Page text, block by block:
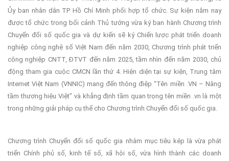
Ủy ban nhân dân TP Hồ Chí Minh phối hợp tổ chức. Sự kiện năm nay
được tổ chức trong bối cảnh Thủ tướng vừa ký ban hành Chương trình
Chuyển đổi số quốc gia và dự kiến sẽ ký Chiến lược phát triển doanh
nghiệp công nghệ số Việt Nam đến năm 2030, Chương trình phát triển
công nghiệp CNTT, ĐTVT đến năm 2025, tầm nhìn đến năm 2030, chủ
động tham gia cuộc CMCN lần thứ 4. Hiện diện tại sự kiện, Trung tâm
Internet Việt Nam (VNNIC) mang đến thông điệp “Tên miền .VN – Nâng
tầm thương hiệu Việt” và khẳng định tầm quan trọng tên miền .vn là một
trong những giải pháp cụ thể cho Chương trình Chuyển đổi số quốc gia.
Chương trình Chuyển đổi số quốc gia nhằm mục tiêu kép là vừa phát
triển Chính phủ số, kinh tế số, xã hội số, vừa hình thành các doanh